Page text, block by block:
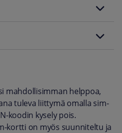
mahdollisimman helppoa,
tuleva liittymä omalla sim-
koodin kysely pois.
kortti on myös suunniteltu ja